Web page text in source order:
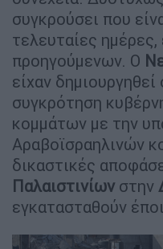
συγκρούσει που
τελευταίες ημέρες,
προηγούμενων. Ο
είχαν
συγκρότηση
κομμάτων με την
Αραβοϊσραηλινών
δικαστικές
Παλαιστινίων στην
εγκατασταθούν